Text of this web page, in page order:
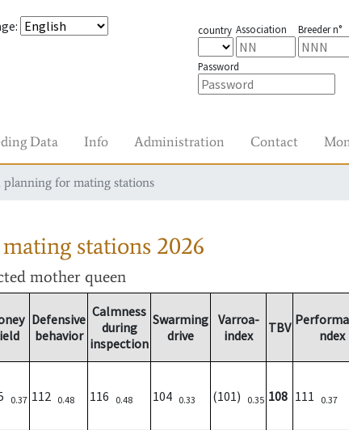
: country Association Breeder n°
Password
Data Info Administration Contact
planning for mating stations
stations 2026
mother queen
Defensive
behavior
Calmness
during
inspection
Swarming
drive
Varroa-
index
TBV
ndex
0.37 112 0.48 116 0.48 104 0.33 (101) 0.35 108 111 0.37